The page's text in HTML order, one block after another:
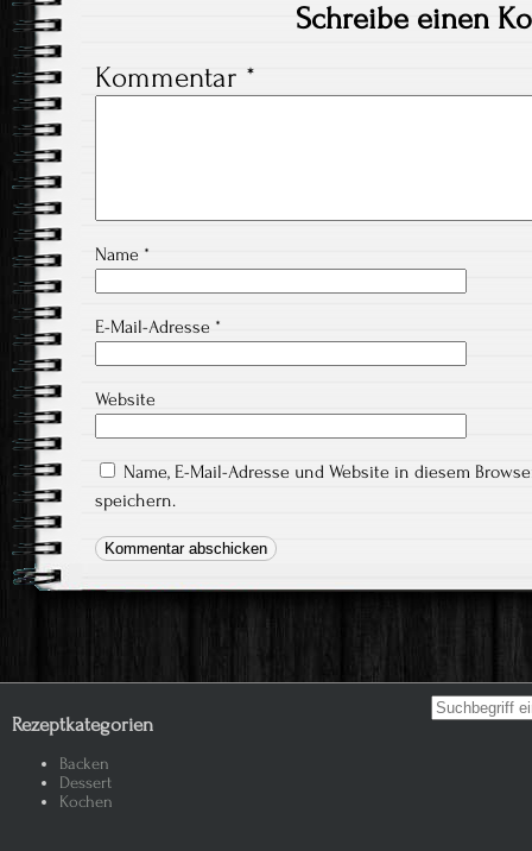
Schreibe einen
Kommentar *
Name *
E-Mail-Adresse *
Website
Name, E-Mail-Adresse und Website in diesem
speichern.
Rezeptkategorien
Backen
Dessert
Kochen
Search for: